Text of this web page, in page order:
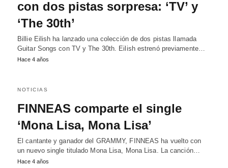
con dos pistas sorpresa: ‘TV’ y
‘The 30th’
Billie Eilish ha lanzado una colección de dos pistas llamada
Guitar Songs con TV y The 30th. Eilish estrenó previamente…
Hace 4 años
NOTICIAS
FINNEAS comparte el single
‘Mona Lisa, Mona Lisa’
El cantante y ganador del GRAMMY, FINNEAS ha vuelto con
un nuevo single titulado Mona Lisa, Mona Lisa. La canción…
Hace 4 años